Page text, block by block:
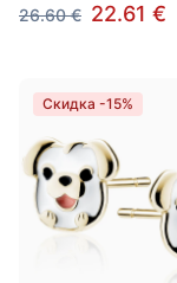
26.60 € 22.61 €
Скидка -15%